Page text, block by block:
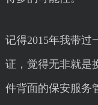
记得2015年我带过
证，觉得无非就是
件背面的保安服务